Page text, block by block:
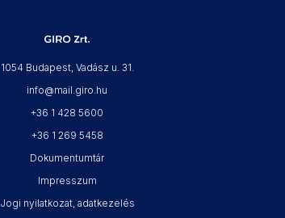
1054 Budapest, Vadász u. 31.
info@mail.giro.hu
+36 1 428 5600
+36 1 269 5458
Dokumentumtár
Impresszum
Jogi nyilatkozat, adatkezelés